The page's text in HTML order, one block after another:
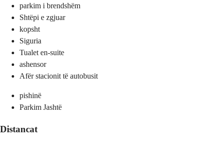
parkim i brendshëm
Shtëpi e zgjuar
kopsht
Siguria
Tualet en-suite
ashensor
Afër stacionit të autobusit
pishinë
Parkim Jashtë
Distancat